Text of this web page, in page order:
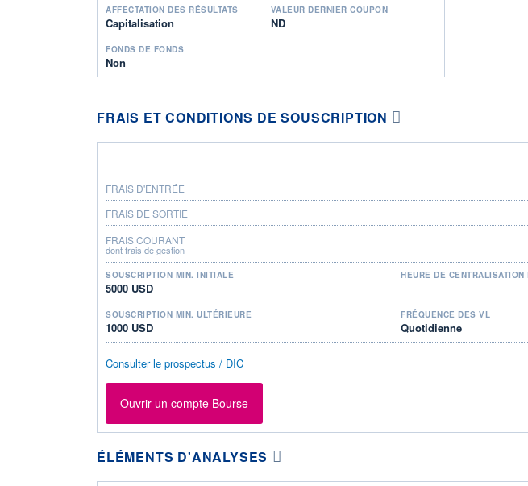
AFFECTATION DES RÉSULTATS
Capitalisation
VALEUR DERNIER COUPON
ND
FONDS DE FONDS
Non
FRAIS ET CONDITIONS DE SOUSCRIPTION
FRAIS D'ENTRÉE
FRAIS DE SORTIE
FRAIS COURANT
dont frais de gestion
SOUSCRIPTION MIN. INITIALE
5000 USD
HEURE DE CENTRALISATION
SOUSCRIPTION MIN. ULTÉRIEURE
1000 USD
FRÉQUENCE DES VL
Quotidienne
Consulter le prospectus / DIC
Ouvrir un compte Bourse
ÉLÉMENTS D'ANALYSES